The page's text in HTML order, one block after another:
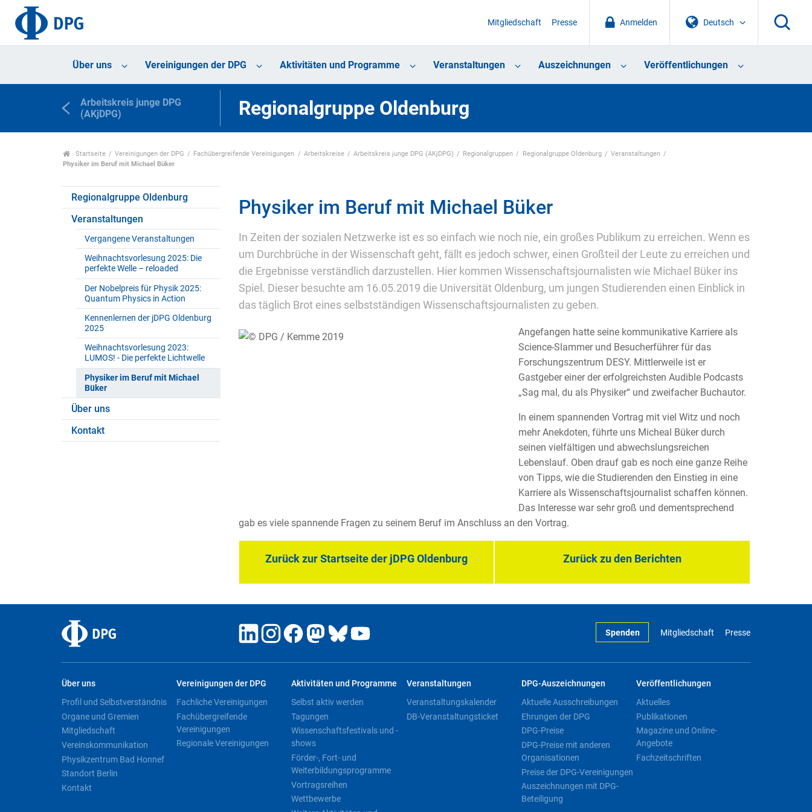
Deutsch
Anmelden
Mitgliedschaft Presse
Über uns Vereinigungen der DPG Aktivitäten und Programme Veranstaltungen Auszeichnungen Veröffentlichungen
Arbeitskreis junge DPG
(AKjDPG)
Regionalgruppe Oldenburg
Startseite Vereinigungen der DPG Fachübergreifende Vereinigungen Arbeitskreise Arbeitskreis junge DPG (AKjDPG) Regionalgruppen Regionalgruppe Oldenburg
Veranstaltungen
Physiker im Beruf mit Michael Büker
Regionalgruppe Oldenburg
Veranstaltungen
Vergangene Veranstaltungen
Weihnachtsvorlesung 2025: Die
perfekte Welle – reloaded
Der Nobelpreis für Physik 2025:
Quantum Physics in Action
Kennenlernen der jDPG Oldenburg
2025
Weihnachtsvorlesung 2023:
LUMOS! - Die perfekte Lichtwelle
Physiker im Beruf mit Michael
Büker
Über uns
Kontakt
Physiker im Beruf mit Michael Büker
In Zeiten der sozialen Netzwerke ist es so einfach wie noch nie, ein großes Publikum zu erreichen. Wenn es
um Durchbrüche in der Wissenschaft geht, fällt es jedoch schwer, einen Großteil der Leute zu erreichen und
die Ergebnisse verständlich darzustellen. Hier kommen Wissenschaftsjournalisten wie Michael Büker ins
Spiel. Dieser besuchte am 16.05.2019 die Universität Oldenburg, um jungen Studierenden einen Einblick in
das täglich Brot eines selbstständigen Wissenschaftsjournalisten zu geben.
Angefangen hatte seine kommunikative Karriere als
Science-Slammer und Besucherführer für das
Forschungszentrum DESY. Mittlerweile ist er
Gastgeber einer der erfolgreichsten Audible Podcasts
„Sag mal, du als Physiker“ und zweifacher Buchautor.
In einem spannenden Vortrag mit viel Witz und noch
mehr Anekdoten, führte uns Micheal Büker durch
seinen vielfältigen und abwechslungsreichen
Lebenslauf. Oben drauf gab es noch eine ganze Reihe
von Tipps, wie die Studierenden den Einstieg in eine
Karriere als Wissenschaftsjournalist schaffen können.
Das Interesse war sehr groß und dementsprechend
gab es viele spannende Fragen zu seinem Beruf im Anschluss an den Vortrag.
Zurück zur Startseite der jDPG Oldenburg Zurück zu den Berichten
Spenden Mitgliedschaft Presse
Über uns
Profil und Selbstverständnis
Organe und Gremien
Mitgliedschaft
Vereinskommunikation
Physikzentrum Bad Honnef
Standort Berlin
Kontakt
Vereinigungen der DPG
Fachliche Vereinigungen
Fachübergreifende
Vereinigungen
Regionale Vereinigungen
Aktivitäten und Programme
Selbst aktiv werden
Tagungen
Wissenschaftsfestivals und -
shows
Förder-, Fort- und
Weiterbildungsprogramme
Vortragsreihen
Wettbewerbe
Veranstaltungen
Veranstaltungskalender
DB-Veranstaltungsticket
DPG-Auszeichnungen
Aktuelle Ausschreibungen
Ehrungen der DPG
DPG-Preise
DPG-Preise mit anderen
Organisationen
Preise der DPG-Vereinigungen
Auszeichnungen mit DPG-
Beteiligung
Veröffentlichungen
Aktuelles
Publikationen
Magazine und Online-
Angebote
Fachzeitschriften